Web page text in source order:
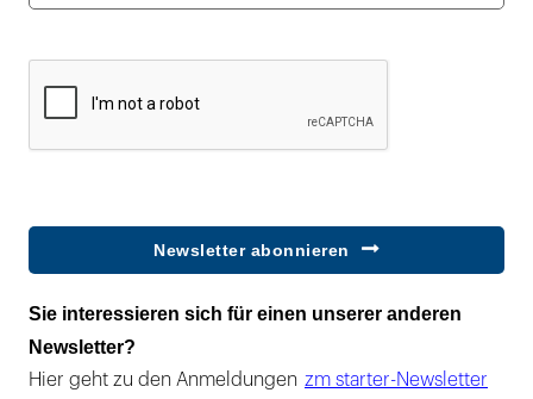
Newsletter abonnieren
Sie interessieren sich für einen unserer anderen
Newsletter?
Hier geht zu den Anmeldungen zm starter-Newsletter